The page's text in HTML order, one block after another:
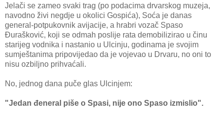
Jelači se zameo svaki trag (po podacima drvarskog muzeja,
navodno živi negdje u okolici Gospića), Soća je danas
general-potpukovnik avijacije, a hrabri vozač Spaso
Đurašković, koji se odmah poslije rata demobilizirao u činu
starijeg vodnika i nastanio u Ulcinju, godinama je svojim
sumještanima pripovijedao da je vojevao u Drvaru, no oni to
nisu ozbiljno prihvaćali.
No, jednog dana puče glas Ulcinjem:
"Jedan đeneral piše o Spasi, nije ono Spaso izmislio".